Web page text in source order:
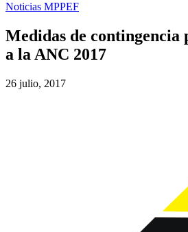
Noticias MPPEF
Medidas de contingencia
a la ANC 2017
26 julio, 2017